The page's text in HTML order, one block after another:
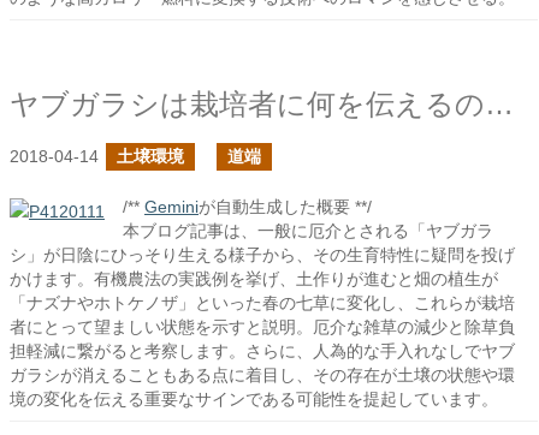
ヤブガラシは栽培者に何を伝えるのか？
2018-04-14 土壌環境 道端
/** Geminiが自動生成した概要 **/
本ブログ記事は、一般に厄介とされる「ヤブガラ
シ」が日陰にひっそり生える様子から、その生育特性に疑問を投げ
かけます。有機農法の実践例を挙げ、土作りが進むと畑の植生が
「ナズナやホトケノザ」といった春の七草に変化し、これらが栽培
者にとって望ましい状態を示すと説明。厄介な雑草の減少と除草負
担軽減に繋がると考察します。さらに、人為的な手入れなしでヤブ
ガラシが消えることもある点に着目し、その存在が土壌の状態や環
境の変化を伝える重要なサインである可能性を提起しています。